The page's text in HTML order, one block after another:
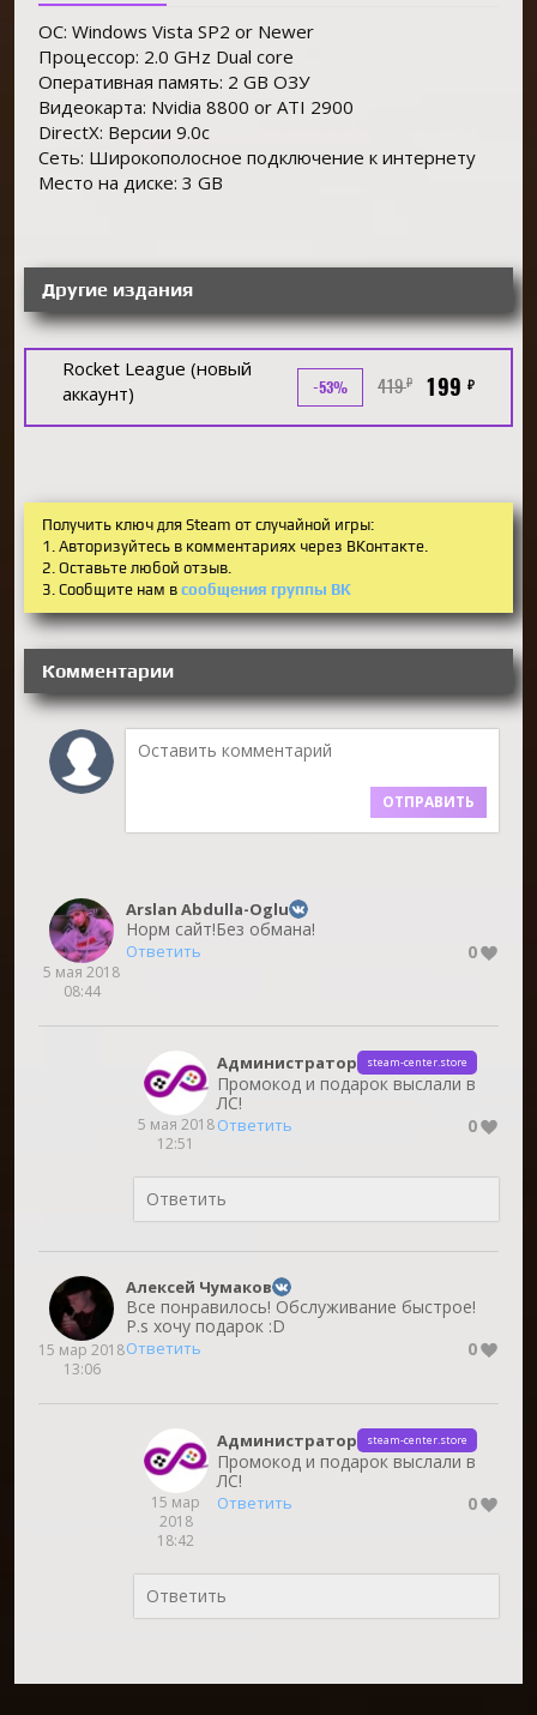
ОС: Windows Vista SP2 or Newer
Процессор: 2.0 GHz Dual core
Оперативная память: 2 GB ОЗУ
Видеокарта: Nvidia 8800 or ATI 2900
DirectX: Версии 9.0c
Сеть: Широкополосное подключение к интернету
Место на диске: 3 GB
Другие издания
Rocket League (новый
аккаунт)
-53% 419₽ 199 ₽
Получить ключ для Steam от случайной игры:
1. Авторизуйтесь в комментариях через ВКонтакте.
2. Оставьте любой отзыв.
3. Сообщите нам в сообщения группы ВК
Комментарии
ОТПРАВИТЬ
5 мая 2018
08:44
Arslan Abdulla-Oglu
Норм сайт!Без обмана!
Ответить 0
5 мая 2018
12:51
Администратор steam-center.store
Промокод и подарок выслали в
ЛС!
Ответить 0
15 мар 2018
13:06
Алексей Чумаков
Все понравилось! Обслуживание быстрое!
P.s хочу подарок :D
Ответить 0
15 мар
2018
18:42
Администратор steam-center.store
Промокод и подарок выслали в
ЛС!
Ответить 0